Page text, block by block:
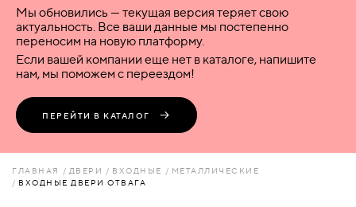
ВОРОТА
ПЕРЕГОРОДКИ
Мы обновились — текущая версия теряет свою
актуальность. Все ваши данные мы постепенно
переносим на новую платформу.
Если вашей компании еще нет в каталоге, напишите
нам, мы поможем с переездом!
ПЕРЕЙТИ В КАТАЛОГ
ГЛАВНАЯ ДВЕРИ ВХОДНЫЕ
МЕТАЛЛИЧЕСКИЕ
ВХОДНЫЕ ДВЕРИ ОТВАГА